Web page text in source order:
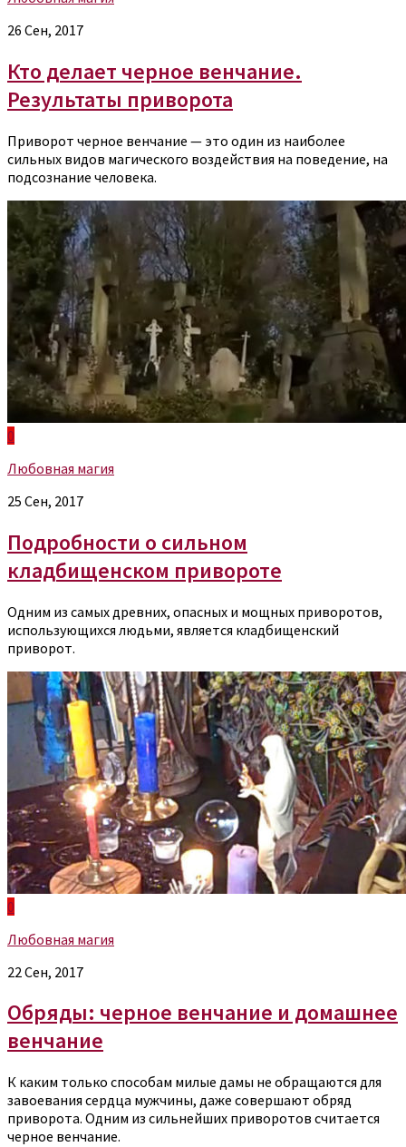
26 Сен, 2017
Кто делает черное венчание.
Результаты приворота
Приворот черное венчание — это один из наиболее
сильных видов магического воздействия на поведение, на
подсознание человека.
0
Любовная магия
25 Сен, 2017
Подробности о сильном
кладбищенском привороте
Одним из самых древних, опасных и мощных приворотов,
использующихся людьми, является кладбищенский
приворот.
0
Любовная магия
22 Сен, 2017
Обряды: черное венчание и домашнее
венчание
К каким только способам милые дамы не обращаются для
завоевания сердца мужчины, даже совершают обряд
приворота. Одним из сильнейших приворотов считается
черное венчание.